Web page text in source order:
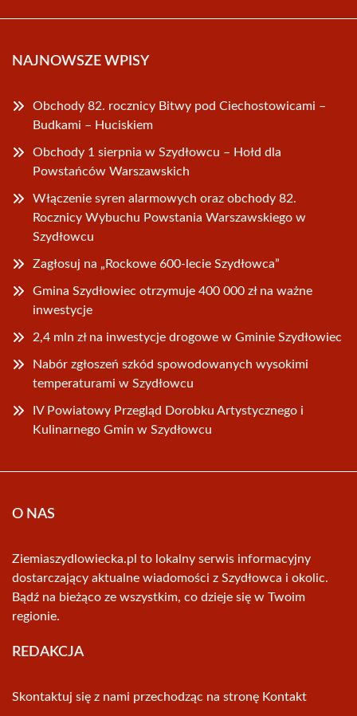
NAJNOWSZE WPISY
Obchody 82. rocznicy Bitwy pod Ciechostowicami –
Budkami – Huciskiem
Obchody 1 sierpnia w Szydłowcu – Hołd dla
Powstańców Warszawskich
Włączenie syren alarmowych oraz obchody 82.
Rocznicy Wybuchu Powstania Warszawskiego w
Szydłowcu
Zagłosuj na „Rockowe 600-lecie Szydłowca”
Gmina Szydłowiec otrzymuje 400 000 zł na ważne
inwestycje
2,4 mln zł na inwestycje drogowe w Gminie Szydłowiec
Nabór zgłoszeń szkód spowodowanych wysokimi
temperaturami w Szydłowcu
IV Powiatowy Przegląd Dorobku Artystycznego i
Kulinarnego Gmin w Szydłowcu
O NAS
Ziemiaszydlowiecka.pl to lokalny serwis informacyjny
dostarczający aktualne wiadomości z Szydłowca i okolic.
Bądź na bieżąco ze wszystkim, co dzieje się w Twoim
regionie.
REDAKCJA
Skontaktuj się z nami przechodząc na stronę Kontakt